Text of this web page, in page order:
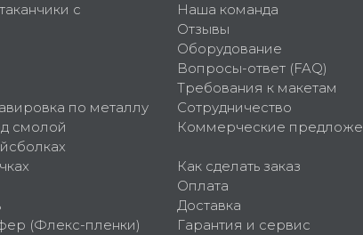
с
по металлу
смолой
(Флекс-пленки)
Наша команда
Отзывы
Оборудование
Вопросы-ответ (FAQ)
Требования к макетам
Сотрудничество
Коммерческие
Как сделать заказ
Оплата
Доставка
Гарантия и сервис